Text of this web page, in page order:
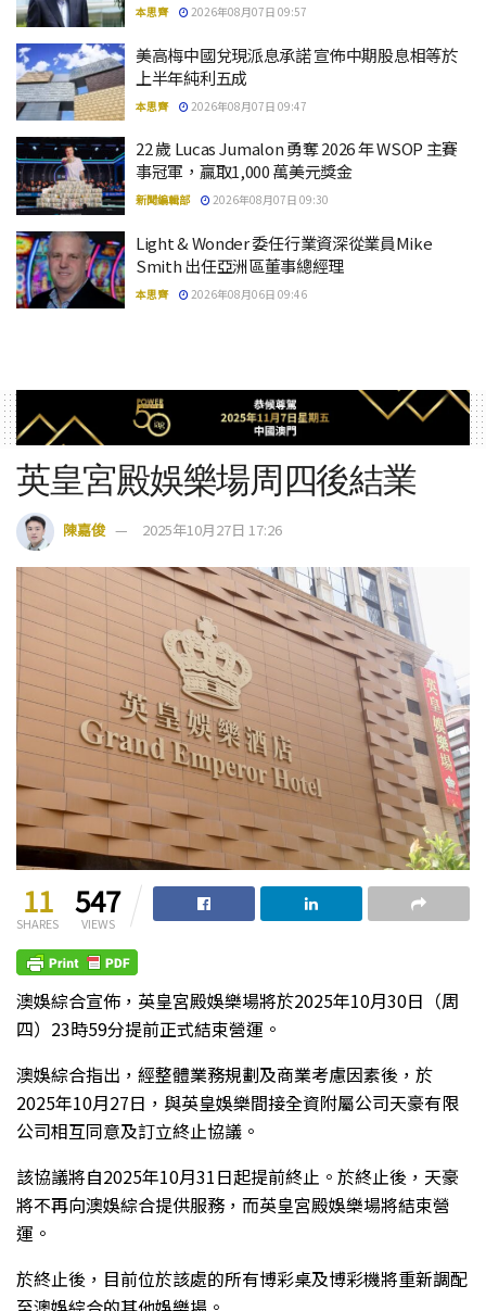
本思齊 2026年08月07日 09:57
美高梅中國兌現派息承諾 宣佈中期股息相等於
上半年純利五成
本思齊 2026年08月07日 09:47
22 歲 Lucas Jumalon 勇奪 2026 年 WSOP 主賽
事冠軍，贏取1,000 萬美元獎金
新聞編輯部 2026年08月07日 09:30
Light & Wonder 委任行業資深從業員Mike
Smith 出任亞洲區董事總經理
本思齊 2026年08月06日 09:46
英皇宮殿娛樂場周四後結業
陳嘉俊 2025年10月27日 17:26
11
SHARES
547
VIEWS
澳娛綜合宣佈，英皇宮殿娛樂場將於2025年10月30日（周
四）23時59分提前正式結束營運。
澳娛綜合指出，經整體業務規劃及商業考慮因素後，於
2025年10月27日，與英皇娛樂間接全資附屬公司天豪有限
公司相互同意及訂立終止協議。
該協議將自2025年10月31日起提前終止。於終止後，天豪
將不再向澳娛綜合提供服務，而英皇宮殿娛樂場將結束營
運。
於終止後，目前位於該處的所有博彩桌及博彩機將重新調配